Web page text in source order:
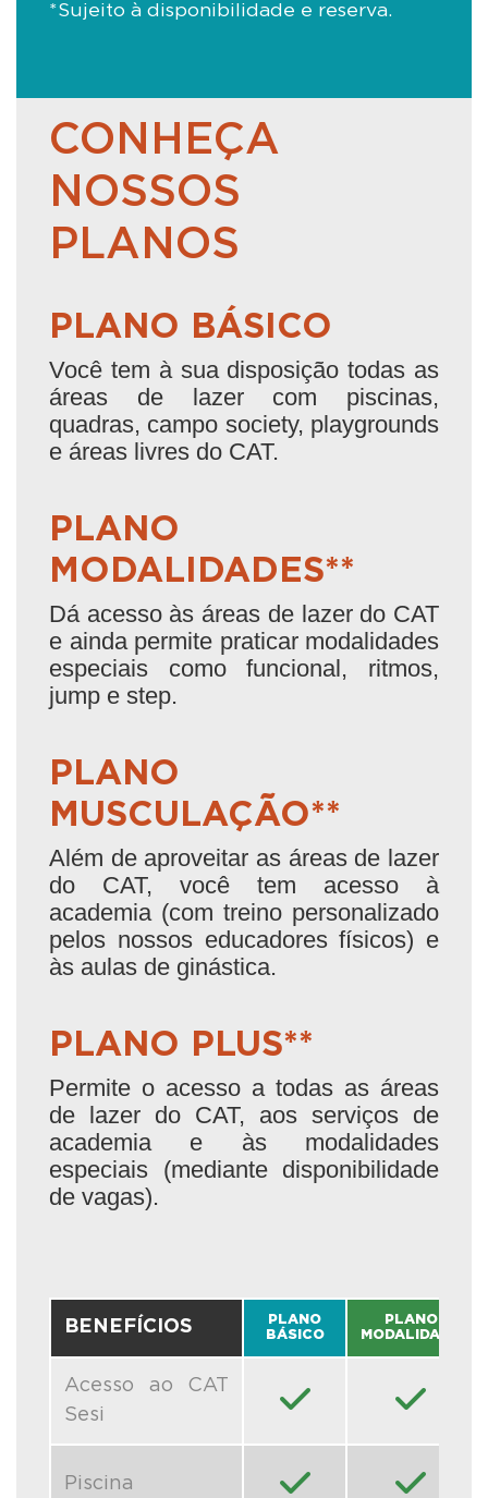
*Sujeito à disponibilidade e reserva.
CONHEÇA
NOSSOS
PLANOS
PLANO BÁSICO
Você tem à sua disposição todas as
áreas de lazer com piscinas,
quadras, campo society, playgrounds
e áreas livres do CAT.
PLANO
MODALIDADES**
Dá acesso às áreas de lazer do CAT
e ainda permite praticar modalidades
especiais como funcional, ritmos,
jump e step.
PLANO
MUSCULAÇÃO**
Além de aproveitar as áreas de lazer
do CAT, você tem acesso à
academia (com treino personalizado
pelos nossos educadores físicos) e
às aulas de ginástica.
PLANO PLUS**
Permite o acesso a todas as áreas
de lazer do CAT, aos serviços de
academia e às modalidades
especiais (mediante disponibilidade
de vagas).
BENEFÍCIOS
PLANO
BÁSICO
PLANO
MODALIDADE
Acesso ao CAT
Sesi
Piscina